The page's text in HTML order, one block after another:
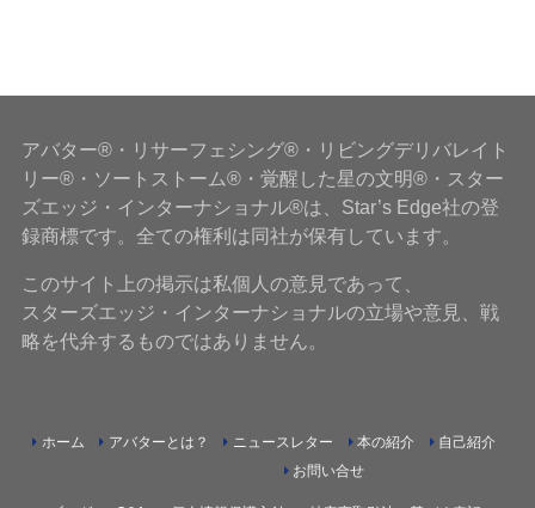
アバター®・リサーフェシング®・リビングデリバレイト
リー®・ソートストーム®・覚醒した星の文明®・スター
ズエッジ・インターナショナル®は、Star’s Edge社の登
録商標です。全ての権利は同社が保有しています。
このサイト上の掲示は私個人の意見であって、
スターズエッジ・インターナショナルの立場や意見、戦
略を代弁するものではありません。
ホーム アバターとは？ ニュースレター 本の紹介 自己紹介
お問い合せ